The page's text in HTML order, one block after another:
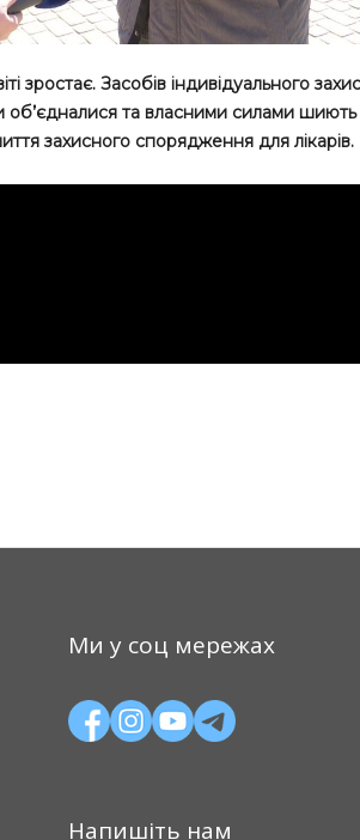
зростає. Засобів індивідуального
та власними силами шиють
захисного спорядження для лікарів.
Ми у соц мережах
Напишіть нам